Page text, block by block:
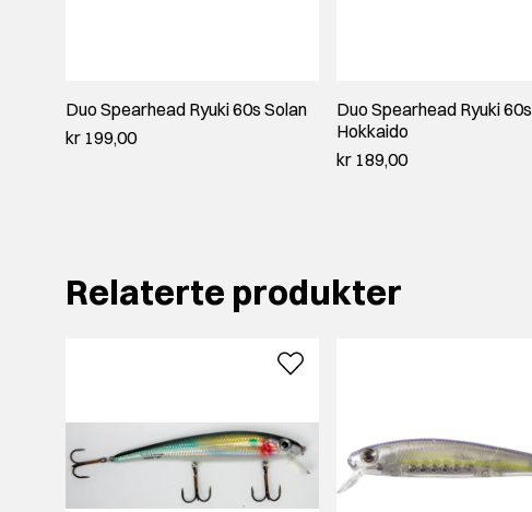
Duo Spearhead Ryuki 60s Solan
kr 199,00
Duo Spearhead Ryuki 60s
Hokkaido
kr 189,00
Relaterte produkter